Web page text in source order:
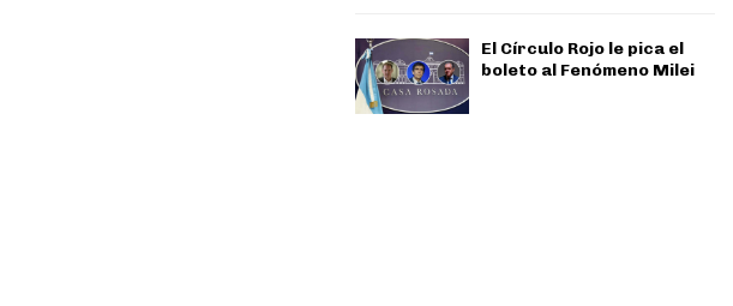
El Círculo Rojo le pica el
boleto al Fenómeno Milei